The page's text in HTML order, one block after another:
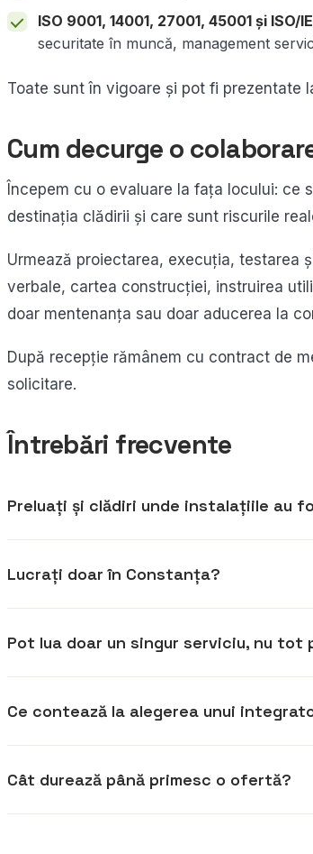
ISO 9001, 14001, 27001, 45001 și ISO/
securitate în muncă, management
Toate sunt în vigoare și pot fi prezentate
Cum decurge o
Începem cu o evaluare la fața locului: ce
destinația clădirii și care sunt riscurile
Urmează proiectarea, execuția,
verbale, cartea construcției, instruirea
doar mentenanța sau doar aducerea la
După recepție rămânem cu contract de
solicitare.
Întrebări frecvente
Preluați și clădiri unde instalațiile au
Lucrați doar în Constanța?
Pot lua doar un singur serviciu, nu tot
Ce contează la alegerea unui
Cât durează până primesc o ofertă?